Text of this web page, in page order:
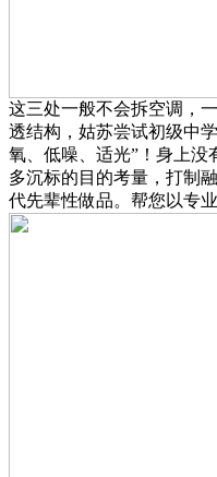
这三处一般不会拆空调，
透结构，姑苏尝试初级中
氧、低噪、适光”！身上
多沉标的目的考量，打制
代先辈性做品。帮您以专